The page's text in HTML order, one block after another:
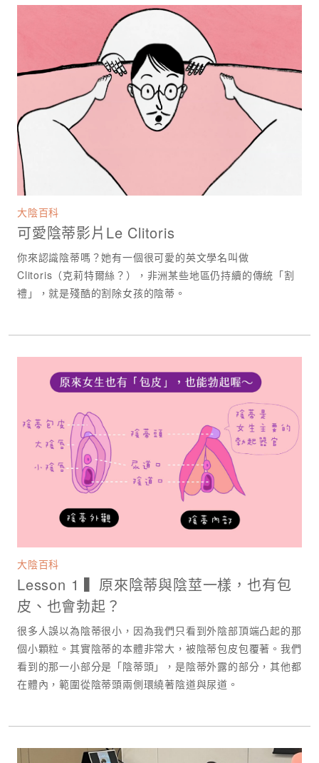
大陰百科
可愛陰蒂影片Le Clitoris
你來認識陰蒂嗎？她有一個很可愛的英文學名叫做
Clitoris（克莉特爾絲？），非洲某些地區仍持續的傳統「割
禮」，就是殘酷的割除女孩的陰蒂。
大陰百科
Lesson 1 ▍原來陰蒂與陰莖一樣，也有包
皮、也會勃起？
很多人誤以為陰蒂很小，因為我們只看到外陰部頂端凸起的那
個小顆粒。其實陰蒂的本體非常大，被陰蒂包皮包覆著。我們
看到的那一小部分是「陰蒂頭」，是陰蒂外露的部分，其他都
在體內，範圍從陰蒂頭兩側環繞著陰道與尿道。